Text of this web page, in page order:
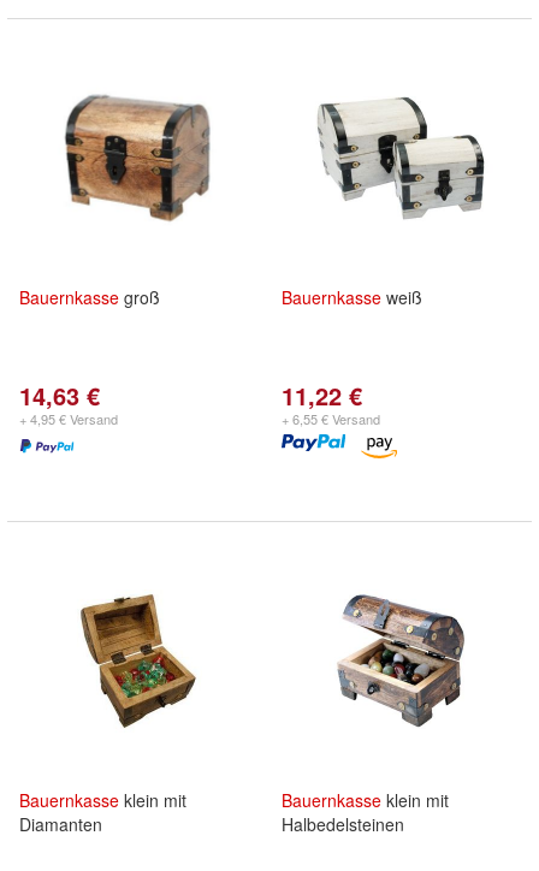
Bauernkasse groß
14,63 €
+ 4,95 € Versand
Bauernkasse weiß
11,22 €
+ 6,55 € Versand
Bauernkasse klein mit
Diamanten
Bauernkasse klein mit
Halbedelsteinen